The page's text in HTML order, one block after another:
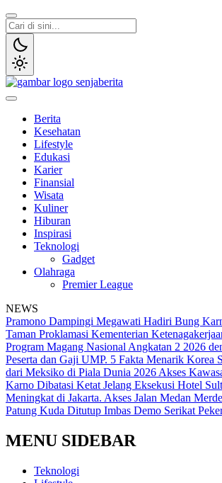
Lewati
ke
konten
Berita
Kesehatan
Lifestyle
Edukasi
Karier
Finansial
Wisata
Kuliner
Hiburan
Inspirasi
Teknologi
Gadget
Olahraga
Premier League
NEWS
Pramono Dampingi Megawati Hadiri Bung
Taman Proklamasi Kementerian
Program Magang Nasional Angkatan 2 2026
Peserta dan Gaji UMP. 5 Fakta Menarik Korea
dari Meksiko di Piala Dunia 2026 Akses
Karno Dibatasi Ketat Jelang Eksekusi Hotel
Meningkat di Jakarta. Akses Jalan Medan
Patung Kuda Ditutup Imbas Demo Serikat
MENU SIDEBAR
Teknologi